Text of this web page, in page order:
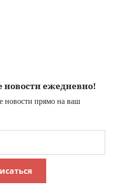
новости ежедневно!
новости прямо на ваш